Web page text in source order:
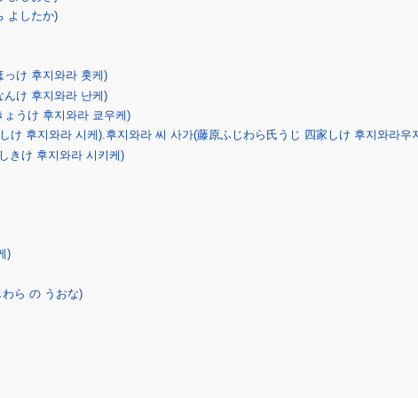
よしたか)
っけ 후지와라 홋케)
んけ 후지와라 난케)
うけ 후지와라 쿄우케)
け 후지와라 시케).후지와라 씨 사가(藤原ふじわら氏うじ 四家しけ 후지와라우
きけ 후지와라 시키케)
)
ら の うおな)